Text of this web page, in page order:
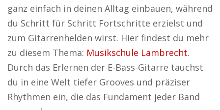
ganz einfach in deinen Alltag einbauen, während
du Schritt für Schritt Fortschritte erzielst und
zum Gitarrenhelden wirst. Hier findest du mehr
zu diesem Thema: Musikschule Lambrecht.
Durch das Erlernen der E-Bass-Gitarre tauchst
du in eine Welt tiefer Grooves und präziser
Rhythmen ein, die das Fundament jeder Band